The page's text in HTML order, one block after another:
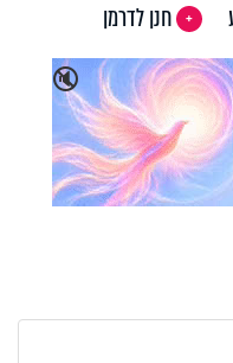
חנן לדרמן
🔇